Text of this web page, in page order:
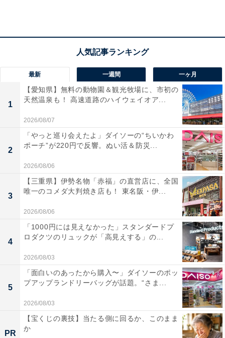
で、さらに厚みがあります。
1枚の熱量は265kcal
1枚あたりのカロリー（熱量）は265kcal。厚切りカット
で甘さもあるので、少し高めかもしれません。
最新 一週間 一ヶ月
1
【愛知県】無料の動物園＆観光牧場に、市初の
天然温泉も！ 高速道路のハイウェイオア...
2026/08/07
2
「やっと巡り会えたよ」ダイソーの“ちいかわ
ポーチ”が220円で反響。ぬい活＆防災...
2026/08/06
3
【三重県】伊勢名物「赤福」の直営店に、全国
唯一のコメダ大判焼き店も！ 東名阪・伊...
2026/08/06
4
「1000円には見えなかった」スタンダードプ
ロダクツのリュックが「高見えする」の...
2026/08/03
5
「面白いのあったから購入〜」ダイソーのポッ
プアップランドリーバッグが話題。“さま...
2026/08/03
PR
【宝くじの裏技】当たる側に回るか、このまま
か